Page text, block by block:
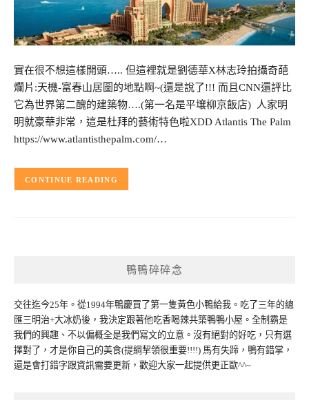
實在很不想這樣開頭….. 但這裡就是劉德華X林志玲拍攝奇葩
爛片:天機-富春山居圖的地點啊~(還是說了!!! 而且CNN還評比
它為世界第二醜的建築物….(第一名是平壤柳京飯店) 人家明
明就豪華非常，這是杜拜的藝術特色啦XDD Atlantis The Palm
https://www.atlantisthepalm.com/…
CONTINUE READING
鴨鴨碎碎念
交往迄今25年。從1994年鴨慶買了第一隻黃色小鴨給我。吃了三年的總
匯三明治+大冰奶後，我決定跟著他吃香喝辣共築鴨鴨小屋。全制霸是
我們的興趣、不以偏概全是我們寫文的立意。沒有絕對的好吃，只有選
擇對了，才是你自己的美食(提綱挈領很重要!!!!) 馬有失蹄，鴨有錯掌，
還是會打錯字跟資訊需要更新，歡迎大家一起提供更正歐^^~